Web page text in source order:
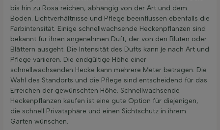
bis hin zu Rosa reichen, abhängig von der Art und dem
Boden. Lichtverhältnisse und Pflege beeinflussen ebenfalls die
Farbintensität. Einige schnellwachsende Heckenpflanzen sind
bekannt für ihren angenehmen Duft, der von den Blüten oder
Blättern ausgeht. Die Intensität des Dufts kann je nach Art und
Pflege variieren. Die endgültige Höhe einer
schnellwachsenden Hecke kann mehrere Meter betragen. Die
Wahl des Standorts und die Pflege sind entscheidend für das
Erreichen der gewünschten Höhe. Schnellwachsende
Heckenpflanzen kaufen ist eine gute Option für diejenigen,
die schnell Privatsphäre und einen Sichtschutz in ihrem
Garten wünschen.